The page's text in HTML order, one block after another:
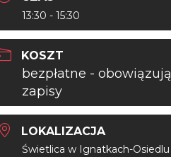
13:30 - 15:30
KOSZT
bezpłatne - obowiązują
zapisy
LOKALIZACJA
Świetlica w Ignatkach-Osiedlu